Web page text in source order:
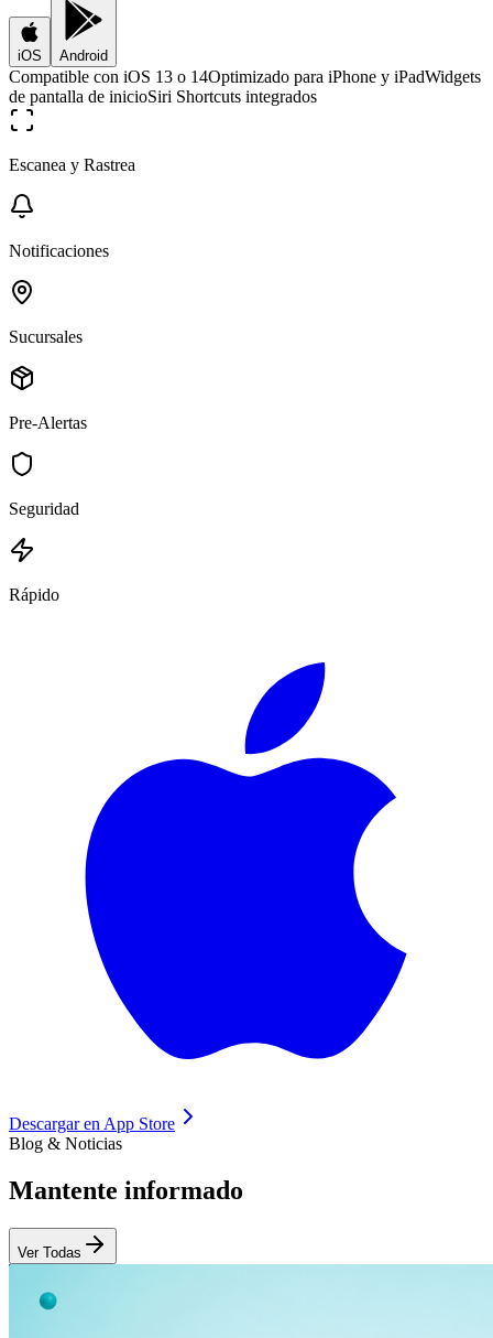
iOS Android
Compatible con iOS 13 o 14Optimizado para iPhone y iPadWidgets
de pantalla de inicioSiri Shortcuts integrados
Escanea y Rastrea
Notificaciones
Sucursales
Pre-Alertas
Seguridad
Rápido
Descargar en App Store
Blog & Noticias
Mantente informado
Ver Todas